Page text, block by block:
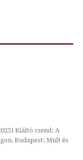
Kiáltó csend: A
Budapest: Múlt és